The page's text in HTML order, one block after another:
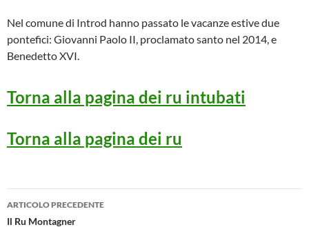
Nel comune di Introd hanno passato le vacanze estive due
pontefici: Giovanni Paolo II, proclamato santo nel 2014, e
Benedetto XVI.
Torna alla pagina dei ru intubati
Torna alla pagina dei ru
Navigazione
articolo
ARTICOLO PRECEDENTE
Il Ru Montagner